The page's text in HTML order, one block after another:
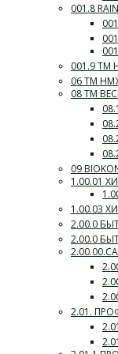
001.8
001.9 ТМ
06 ТМ
08 ТМ
09
1.00.01
1.00.03
2.00.0
2.00.0
2.01.